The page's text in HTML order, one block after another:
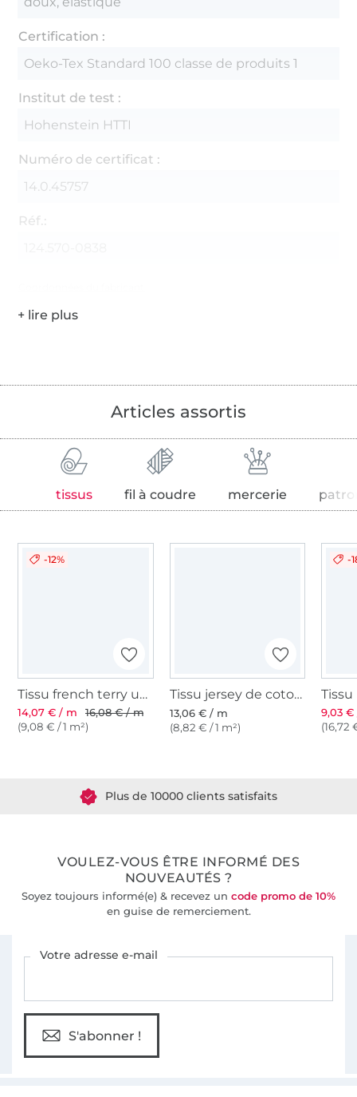
Certification :
Oeko-Tex Standard 100 classe de produits 1
Institut de test :
Hohenstein HTTI
Numéro de certificat :
14.0.45757
Réf.:
Articles assortis
tissus fil à coudre mercerie
-12%
Tissu french terry uni, gris argent
14,07 € / m
16,08 € / m
(9,08 € / 1 m²)
Tissu jersey de coton uni, gris argent
13,06 € / m
(8,82 € / 1 m²)
-
9,03
(16,72
VOULEZ-VOUS ÊTRE INFORMÉ DES
NOUVEAUTÉS ?
Soyez toujours informé(e) & recevez un code promo de 10%
en guise de remerciement.
Votre adresse e-mail
S'abonner !